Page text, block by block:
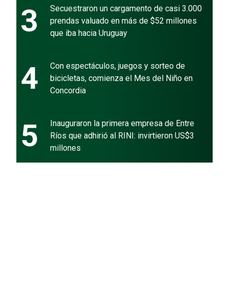
3
Secuestraron un cargamento de casi 3.000
prendas valuado en más de $52 millones
que iba hacia Uruguay
4
Con espectáculos, juegos y sorteo de
bicicletas, comienza el Mes del Niño en
Concordia
5
Inauguraron la primera empresa de Entre
Ríos que adhirió al RINI: invirtieron US$3
millones